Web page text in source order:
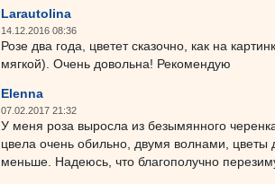
Larautolina
14.12.2016 08:36
Розе два года, цветет сказочно, как на
мягкой). Очень довольна! Рекомендую
Elenna
07.02.2017 21:32
У меня роза выросла из безымянного
цвела очень обильно, двумя волнами, цветы
меньше. Надеюсь, что благополучно